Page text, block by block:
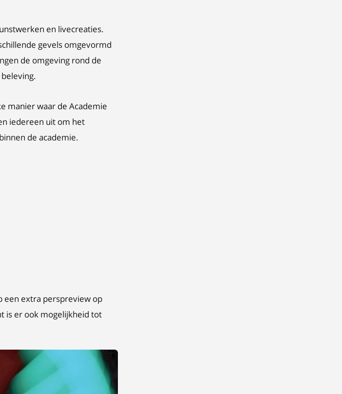
en livecreaties.
gevels omgevormd
de omgeving rond de
manier waar de Academie
iedereen uit om het
de academie.
een extra perspreview op
is er ook mogelijkheid tot